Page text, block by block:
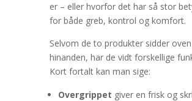
er – eller hvorfor det har så stor
for både greb, kontrol og komfort.
Selvom de to produkter sidder
hinanden, har de vidt forskellige
Kort fortalt kan man sige:
Overgrippet giver en frisk og